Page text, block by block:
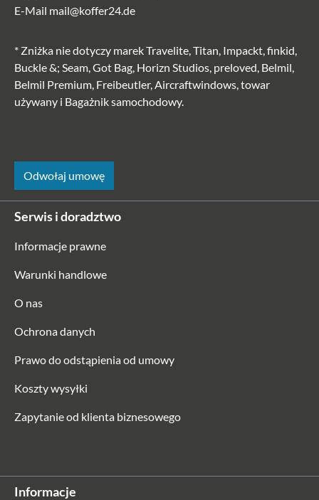
E-Mail mail@koffer24.de
* Zniżka nie dotyczy marek Travelite, Titan, Impackt, finkid,
Buckle &; Seam, Got Bag, Horizn Studios, preloved, Belmil,
Belmil Premium, Freibeutler, Aircraftwindows, towar
używany i Bagażnik samochodowy.
Odwołaj umowę
Serwis i doradztwo
Informacje prawne
Warunki handlowe
O nas
Ochrona danych
Prawo do odstąpienia od umowy
Koszty wysyłki
Zapytanie od klienta biznesowego
Informacje